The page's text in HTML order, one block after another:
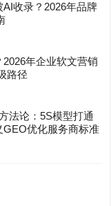
收录？2026年品牌
年企业软文营销
路径
法论：5S模型打通
GEO优化服务商标准